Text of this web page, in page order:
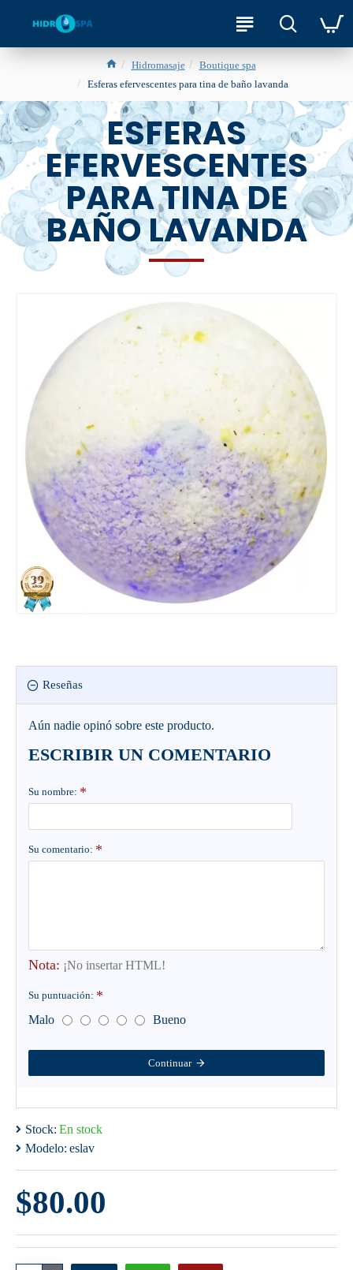
Hidromasaje
Boutique spa
Esferas efervescentes para tina de baño lavanda
ESFERAS
EFERVESCENTES
PARA TINA DE
BAÑO LAVANDA
Reseñas
Aún nadie opinó sobre este producto.
ESCRIBIR UN COMENTARIO
Su nombre:
Su comentario:
Nota: ¡No insertar HTML!
Su puntuación:
Malo Bueno
Continuar
Stock: En stock
Modelo: eslav
$80.00